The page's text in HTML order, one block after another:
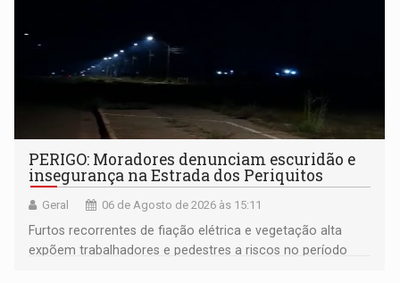
PERIGO: Moradores denunciam escuridão e
insegurança na Estrada dos Periquitos
Geral 06 de Agosto de 2026 às 15:11
Furtos recorrentes de fiação elétrica e vegetação alta
expõem trabalhadores e pedestres a riscos no período